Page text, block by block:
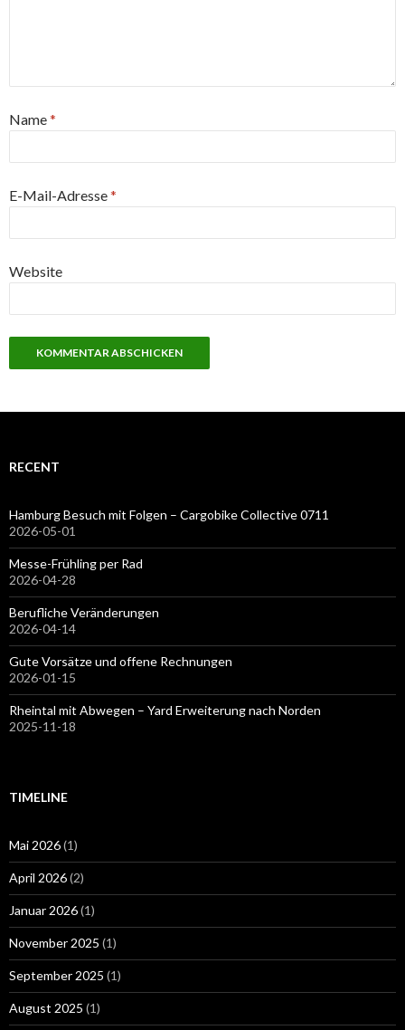
Name*
E-Mail-Adresse*
Website
RECENT
Hamburg Besuch mit Folgen – Cargobike Collective 0711
2026-05-01
Messe-Frühling per Rad
2026-04-28
Berufliche Veränderungen
2026-04-14
Gute Vorsätze und offene Rechnungen
2026-01-15
Rheintal mit Abwegen – Yard Erweiterung nach Norden
2025-11-18
TIMELINE
Mai 2026(1)
April 2026(2)
Januar 2026(1)
November 2025 (1)
September 2025 (1)
August 2025 (1)